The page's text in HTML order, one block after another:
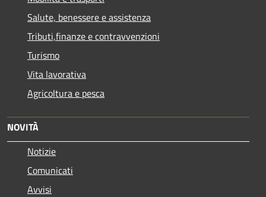
Salute, benessere e assistenza
Tributi,finanze e contravvenzioni
Turismo
Vita lavorativa
Agricoltura e pesca
NOVITÀ
Notizie
Comunicati
Avvisi